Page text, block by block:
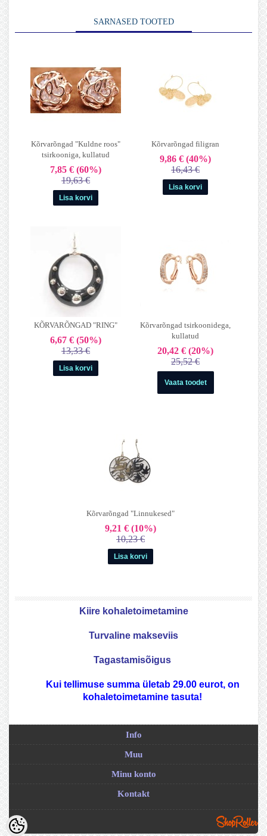
SARNASED TOOTED
Kõrvarõngad "Kuldne roos"
tsirkooniga, kullatud
7,85 € (60%)
19,63 €
Kõrvarõngad filigran
9,86 € (40%)
16,43 €
KÕRVARÕNGAD "RING"
6,67 € (50%)
13,33 €
Kõrvarõngad tsirkoonidega,
kullatud
20,42 € (20%)
25,52 €
Vaata toodet
Kõrvarõngad "Linnukesed"
9,21 € (10%)
10,23 €
Kiire kohaletoimetamine
Turvaline makseviis
Tagastamisõigus
Kui tellimuse summa ületab 29.00 eurot, on
kohaletoimetamine tasuta!
Info
Muu
Minu konto
Kontakt